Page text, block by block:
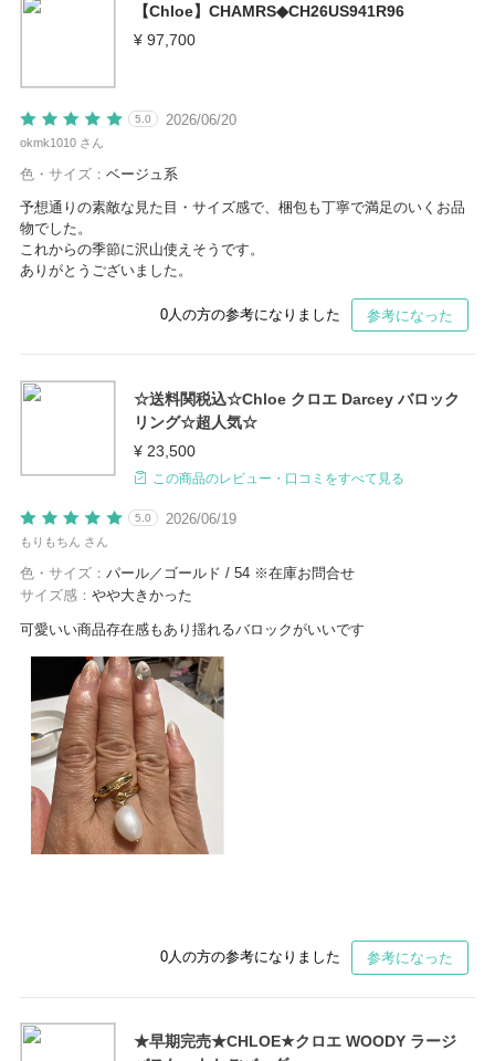
【Chloe】CHAMRS◆CH26US941R96
¥ 97,700
2026/06/20
5.0
okmk1010 さん
色・サイズ： ベージュ系
予想通りの素敵な見た目・サイズ感で、梱包も丁寧で満足のいくお品
物でした。
これからの季節に沢山使えそうです。
ありがとうございました。
0人の方の参考になりました 参考になった
☆送料関税込☆Chloe クロエ Darcey バロック
リング☆超人気☆
¥ 23,500
この商品のレビュー・口コミをすべて見る
2026/06/19
5.0
もりもちん さん
色・サイズ： パール／ゴールド / 54 ※在庫お問合せ
サイズ感： やや大きかった
可愛いい商品存在感もあり揺れるバロックがいいです
0人の方の参考になりました 参考になった
★早期完売★CHLOE★クロエ WOODY ラージ